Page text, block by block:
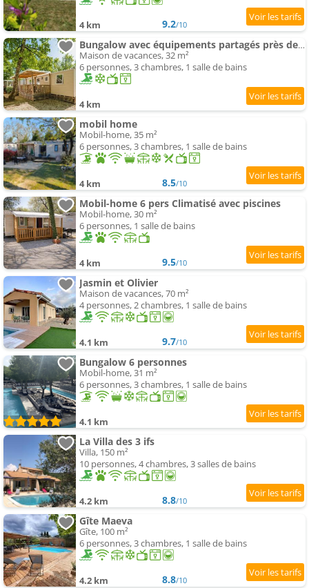
4 km 9.2/10
Bungalow avec équipements partagés près de Lagorce, 32 m²
Maison de vacances, 32 m²
6 personnes, 3 chambres, 1 salle de bains
4 km
mobil home
Mobil-home, 35 m²
6 personnes, 3 chambres, 1 salle de bains
4 km 8.5/10
Mobil-home 6 pers Climatisé avec piscines
Mobil-home, 30 m²
6 personnes, 1 salle de bains
4 km 9.5/10
Jasmin et Olivier
Maison de vacances, 70 m²
4 personnes, 2 chambres, 1 salle de bains
4.1 km 9.7/10
Bungalow 6 personnes
Mobil-home, 31 m²
6 personnes, 3 chambres, 1 salle de bains
4.1 km
La Villa des 3 ifs
Villa, 150 m²
10 personnes, 4 chambres, 3 salles de bains
4.2 km 8.8/10
Gîte Maeva
Gîte, 100 m²
6 personnes, 3 chambres, 1 salle de bains
4.2 km 8.8/10